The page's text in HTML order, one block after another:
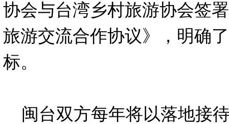
协会与台湾乡村旅游协会签
旅游交流合作协议》，明确
标。
闽台双方每年将以落地接